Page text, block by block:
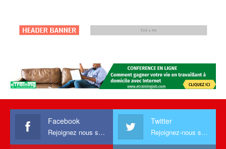
Facebook
Rejoignez nous sur facebook
Twitter
Rejoignez-nous sur Twitter